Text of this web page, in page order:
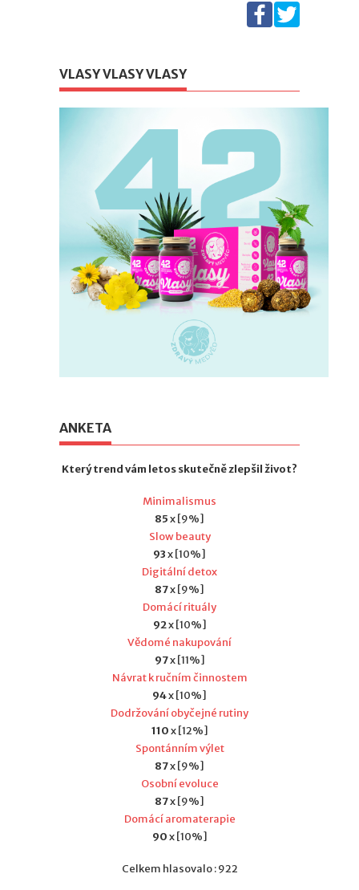
VLASY VLASY VLASY
ANKETA
Který trend vám letos skutečně zlepšil život?
Minimalismus
85x [9%]
Slow beauty
93x [10%]
Digitální detox
87x [9%]
Domácí rituály
92x [10%]
Vědomé nakupování
97x [11%]
Návrat k ručním činnostem
94x [10%]
Dodržování obyčejné rutiny
110x [12%]
Spontánním výlet
87x [9%]
Osobní evoluce
87x [9%]
Domácí aromaterapie
90x [10%]
Celkem hlasovalo : 922